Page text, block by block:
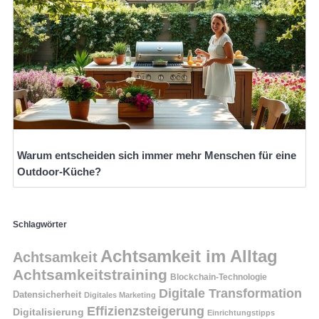
Warum entscheiden sich immer mehr Menschen für eine
Outdoor-Küche?
Schlagwörter
Achtsamkeit Achtsamkeit im Alltag
Achtsamkeitstraining Blockchain-Technologie
Datensicherheit Digitales Marketing Digitale Transformation
Digitalisierung Effizienzsteigerung Einrichtungstipps